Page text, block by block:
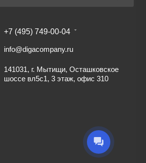
+7 (495) 749-00-04
info@digacompany.ru
141031, г. Мытищи, Осташковское
шоссе вл5с1, 3 этаж, офис 310